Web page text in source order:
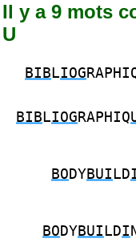
Il y a 9 mots
U
BIB LIOG
BIB LIOG RAPHIQ
BO DYBUI LD
BO DYBUI LDI N